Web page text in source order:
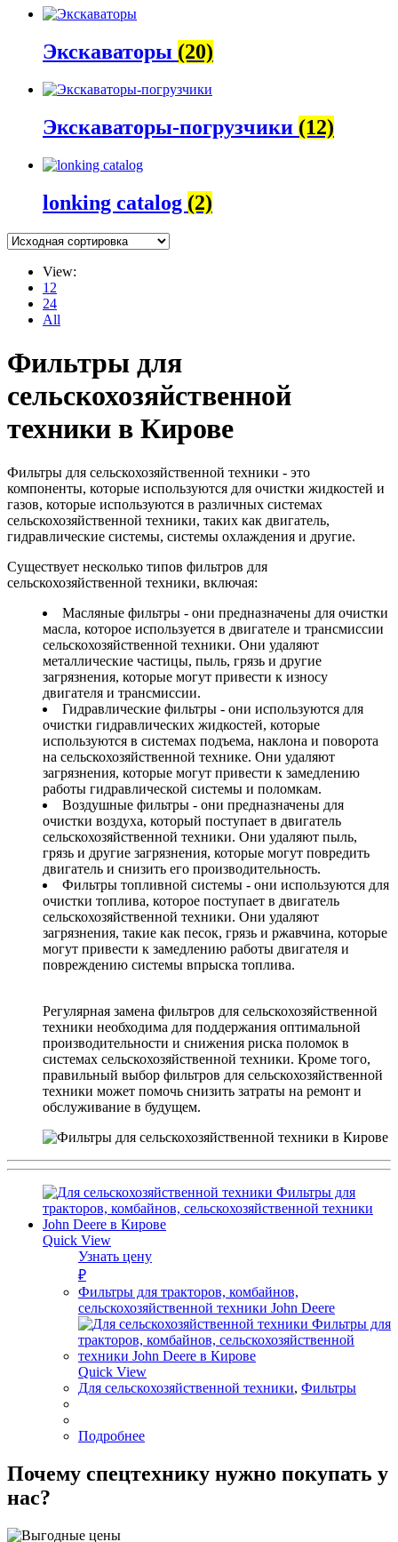
Экскаваторы (20)
Экскаваторы-погрузчики (12)
lonking catalog (2)
View:
12
24
All
Фильтры для
сельскохозяйственной
техники в Кирове
Фильтры для сельскохозяйственной техники - это
компоненты, которые используются для очистки жидкостей и
газов, которые используются в различных системах
сельскохозяйственной техники, таких как двигатель,
гидравлические системы, системы охлаждения и другие.
Существует несколько типов фильтров для
сельскохозяйственной техники, включая:
Масляные фильтры - они предназначены для очистки
масла, которое используется в двигателе и трансмиссии
сельскохозяйственной техники. Они удаляют
металлические частицы, пыль, грязь и другие
загрязнения, которые могут привести к износу
двигателя и трансмиссии.
Гидравлические фильтры - они используются для
очистки гидравлических жидкостей, которые
используются в системах подъема, наклона и поворота
на сельскохозяйственной технике. Они удаляют
загрязнения, которые могут привести к замедлению
работы гидравлической системы и поломкам.
Воздушные фильтры - они предназначены для
очистки воздуха, который поступает в двигатель
сельскохозяйственной техники. Они удаляют пыль,
грязь и другие загрязнения, которые могут повредить
двигатель и снизить его производительность.
Фильтры топливной системы - они используются для
очистки топлива, которое поступает в двигатель
сельскохозяйственной техники. Они удаляют
загрязнения, такие как песок, грязь и ржавчина, которые
могут привести к замедлению работы двигателя и
повреждению системы впрыска топлива.
Регулярная замена фильтров для сельскохозяйственной
техники необходима для поддержания оптимальной
производительности и снижения риска поломок в
системах сельскохозяйственной техники. Кроме того,
правильный выбор фильтров для сельскохозяйственной
техники может помочь снизить затраты на ремонт и
обслуживание в будущем.
Quick View
Узнать цену
₽
Фильтры для тракторов, комбайнов,
сельскохозяйственной техники John Deere
Quick View
Для сельскохозяйственной техники, Фильтры
Подробнее
Почему спецтехнику нужно покупать у
нас?